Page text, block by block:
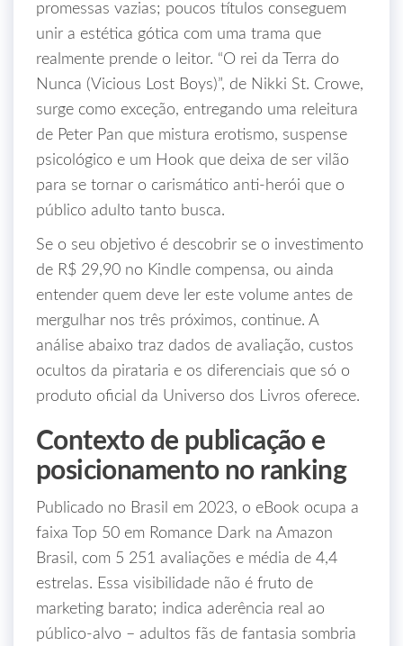
promessas vazias; poucos títulos conseguem
unir a estética gótica com uma trama que
realmente prende o leitor. “O rei da Terra do
Nunca (Vicious Lost Boys)”, de Nikki St. Crowe,
surge como exceção, entregando uma releitura
de Peter Pan que mistura erotismo, suspense
psicológico e um Hook que deixa de ser vilão
para se tornar o carismático anti‑herói que o
público adulto tanto busca.
Se o seu objetivo é descobrir se o investimento
de R$ 29,90 no Kindle compensa, ou ainda
entender quem deve ler este volume antes de
mergulhar nos três próximos, continue. A
análise abaixo traz dados de avaliação, custos
ocultos da pirataria e os diferenciais que só o
produto oficial da Universo dos Livros oferece.
Contexto de publicação e
posicionamento no ranking
Publicado no Brasil em 2023, o eBook ocupa a
faixa Top 50 em Romance Dark na Amazon
Brasil, com 5 251 avaliações e média de 4,4
estrelas. Essa visibilidade não é fruto de
marketing barato; indica aderência real ao
público-alvo – adultos fãs de fantasia sombria